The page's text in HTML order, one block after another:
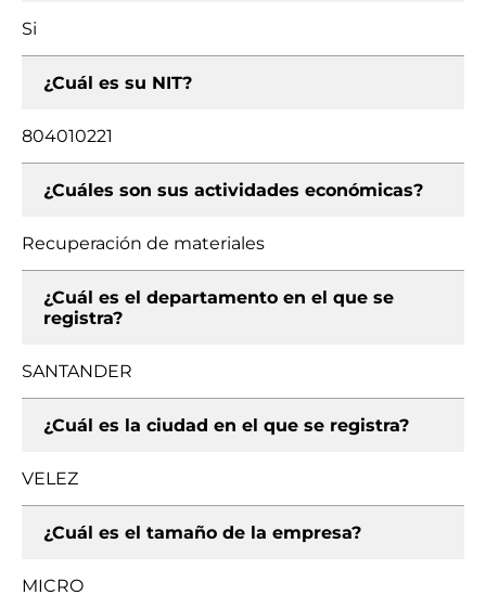
Si
¿Cuál es su NIT?
804010221
¿Cuáles son sus actividades económicas?
Recuperación de materiales
¿Cuál es el departamento en el que se
registra?
SANTANDER
¿Cuál es la ciudad en el que se registra?
VELEZ
¿Cuál es el tamaño de la empresa?
MICRO